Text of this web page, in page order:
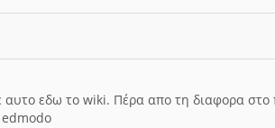
εδω το wiki. Πέρα απο τη διαφορα στο